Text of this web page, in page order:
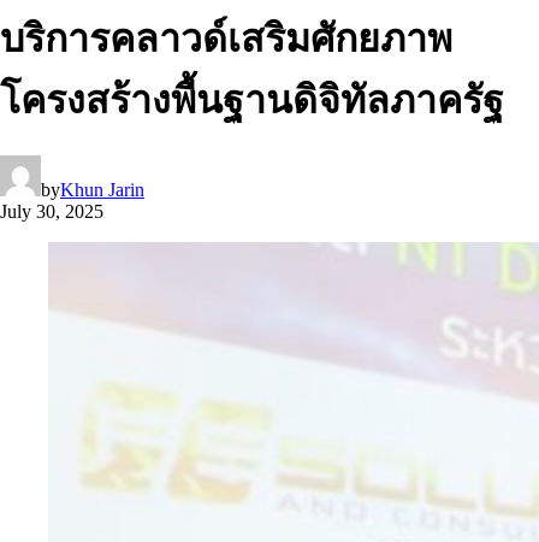
บริการคลาวด์เสริมศักยภาพ
โครงสร้างพื้นฐานดิจิทัลภาครัฐ
byKhun Jarin
July 30, 2025